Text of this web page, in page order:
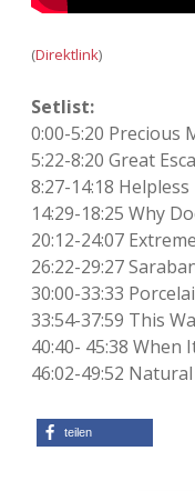
(Direktlink)
Setlist:
0:00-5:20 Precious
5:22-8:20 Great
8:27-14:18 Helpless
14:29-18:25 Why
20:12-24:07
26:22-29:27
30:00-33:33
33:54-37:59 This
40:40- 45:38 When
46:02-49:52
teilen